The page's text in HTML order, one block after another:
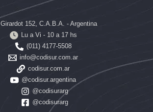
Girardot 152, C.A.B.A. - Argentina
Lu a Vi - 10 a 17 hs
(011) 4177-5508
info@codisur.com.ar
codisur.com.ar
@codisur.argentina
@codisurarg
@codisurarg